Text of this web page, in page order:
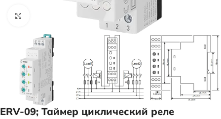
Нажмите, чтобы увеличить
ERV-09; Таймер циклический реле